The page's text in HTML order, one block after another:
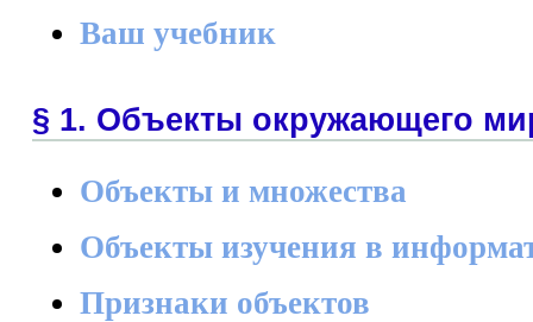
Ваш учебник
§ 1. Объекты окружающего
Объекты и множества
Объекты изучения в
Признаки объектов